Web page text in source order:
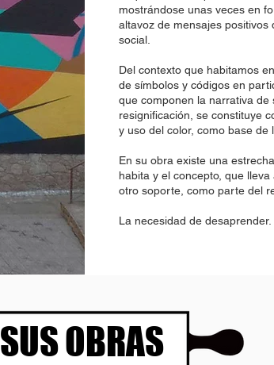
mostrándose unas veces en
altavoz de mensajes positivos
social.
Del contexto que habitamos
de símbolos y códigos en
que componen la narrativa de
resignificación, se constituye
y uso del color, como base de
En su obra existe una
habita y el concepto, que
otro soporte, como parte del
La necesidad de desaprender.
SUS OBRAS